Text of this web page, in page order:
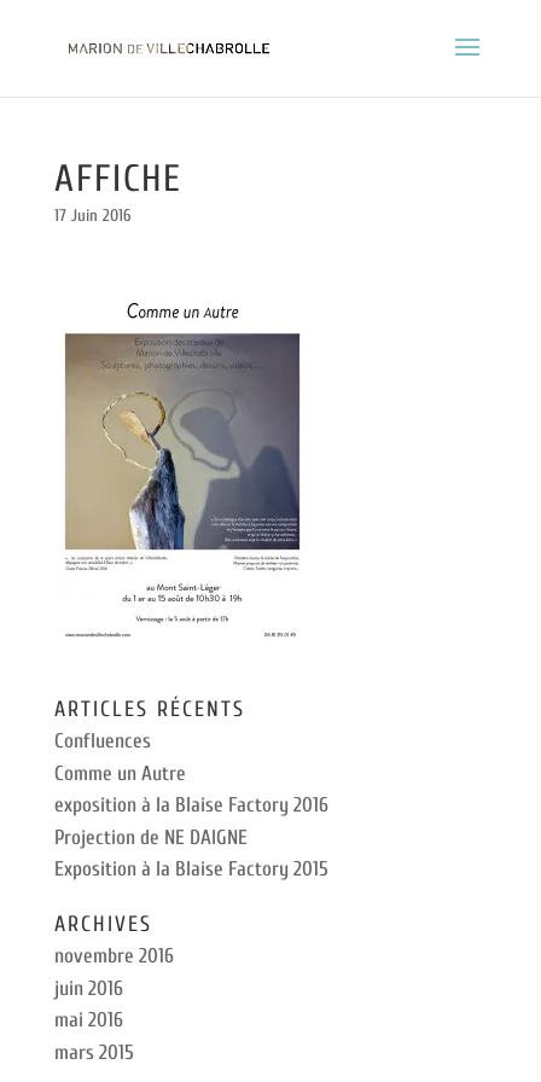
AFFICHE
17 Juin 2016
ARTICLES RÉCENTS
Confluences
Comme un Autre
exposition à la Blaise Factory 2016
Projection de NE DAIGNE
Exposition à la Blaise Factory 2015
ARCHIVES
novembre 2016
juin 2016
mai 2016
mars 2015